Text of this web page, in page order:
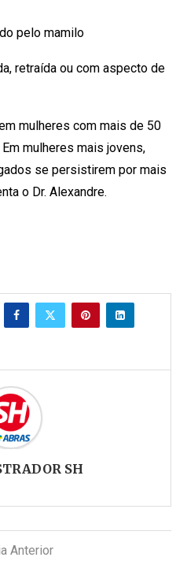
pelo mamilo
retraída ou com aspecto de
mulheres com mais de 50
mulheres mais jovens,
se persistirem por mais
o Dr. Alexandre.
SH
Anterior